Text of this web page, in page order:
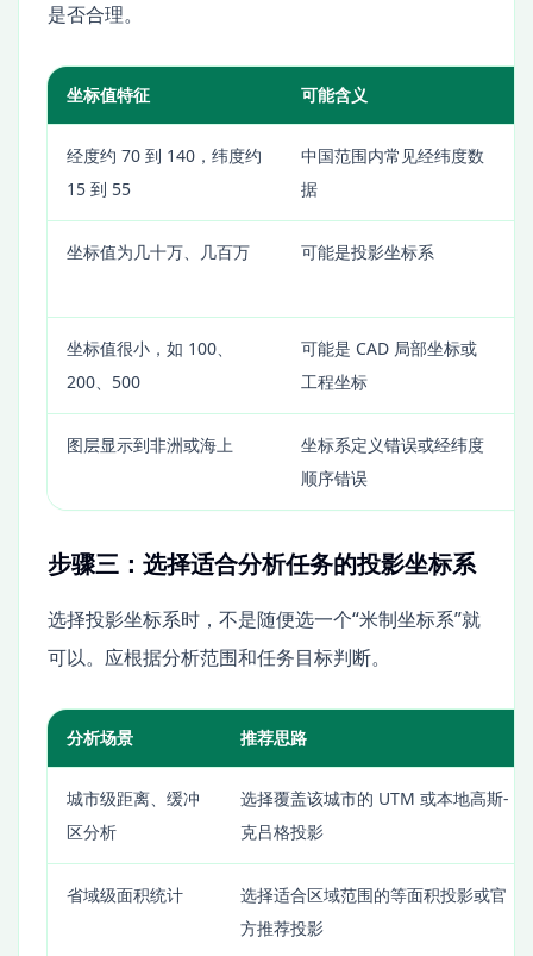
是否合理。
坐标值特征 可能含义
经度约 70 到 140，纬度约
15 到 55
中国范围内常见经纬度数
据
坐标值为几十万、几百万 可能是投影坐标系
坐标值很小，如 100、
200、500
可能是 CAD 局部坐标或
工程坐标
图层显示到非洲或海上
坐标系定义错误或经纬度
顺序错误
步骤三：选择适合分析任务的投影坐标系
选择投影坐标系时，不是随便选一个“米制坐标系”就
可以。应根据分析范围和任务目标判断。
分析场景 推荐思路
城市级距离、缓冲
区分析
选择覆盖该城市的 UTM 或本地高斯-
克吕格投影
省域级面积统计
选择适合区域范围的等面积投影或官
方推荐投影